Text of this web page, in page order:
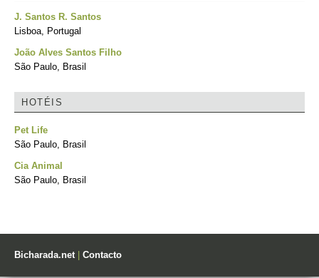
J. Santos R. Santos
Lisboa, Portugal
João Alves Santos Filho
São Paulo, Brasil
HOTÉIS
Pet Life
São Paulo, Brasil
Cia Animal
São Paulo, Brasil
Bicharada.net| Contacto